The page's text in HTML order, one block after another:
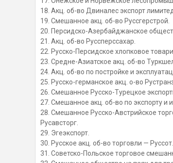
18. Акц. об-во Двиналес экспорт лимитед.
19. Смешанное акц. об-во Руссгерстрой.
20. Персидско-Азербайджанское
21. Акц. об-во Руссперссахар.
22. Русско-Персидское хлопковое
23. Средне-Азиатское акц. об-во
24. Акц. об-во по постройке и
25. Русско-германское акц. о-во
26. Смешанное Русско-Турецкое
27. Смешанное акц. об-во по экспорту и
28. Смешанное Русско-Австрийское
Русавсторг.
29. Эгеэкспорт.
30. Русское акц. об-во торговли — Руссот.
31. Советско-Польское торговое